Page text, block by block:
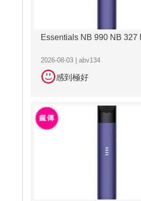
Essentials NB 990 NB 327
2026-08-03 | abv134
感到極好